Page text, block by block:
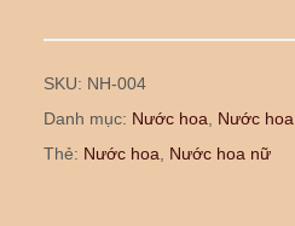
SKU: NH-004
Danh mục: Nước hoa
Nước
Thẻ: Nước hoa, Nước hoa nữ